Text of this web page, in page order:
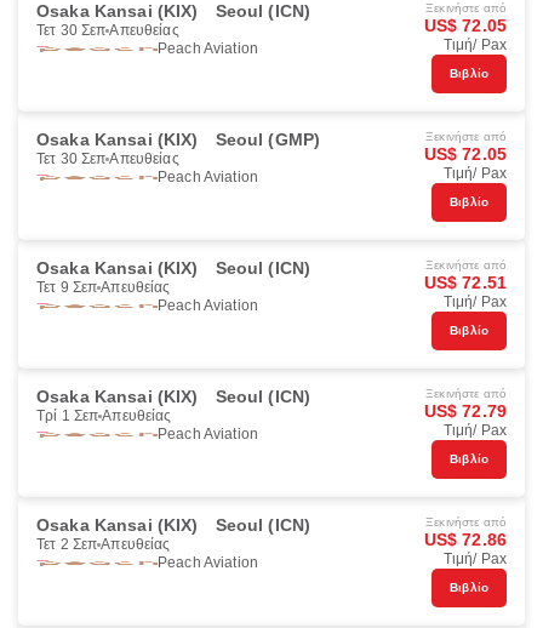
Osaka Kansai (KIX) Seoul (ICN)
Τετ 30 Σεπ Απευθείας
Peach Aviation
Ξεκινήστε από
US$ 72.05
Τιμή/ Pax
Βιβλίο
Osaka Kansai (KIX) Seoul (GMP)
Τετ 30 Σεπ Απευθείας
Peach Aviation
Ξεκινήστε από
US$ 72.05
Τιμή/ Pax
Βιβλίο
Osaka Kansai (KIX) Seoul (ICN)
Τετ 9 Σεπ Απευθείας
Peach Aviation
Ξεκινήστε από
US$ 72.51
Τιμή/ Pax
Βιβλίο
Osaka Kansai (KIX) Seoul (ICN)
Τρί 1 Σεπ Απευθείας
Peach Aviation
Ξεκινήστε από
US$ 72.79
Τιμή/ Pax
Βιβλίο
Osaka Kansai (KIX) Seoul (ICN)
Τετ 2 Σεπ Απευθείας
Peach Aviation
Ξεκινήστε από
US$ 72.86
Τιμή/ Pax
Βιβλίο